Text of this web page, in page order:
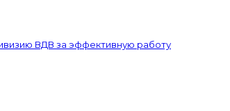
ВДВ за эффективную работу